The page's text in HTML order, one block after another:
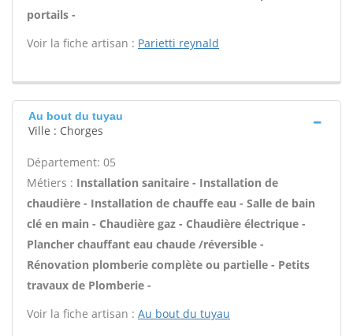
portails -
Voir la fiche artisan : Parietti reynald
Au bout du tuyau
Ville : Chorges
Département: 05
Métiers : Installation sanitaire - Installation de
chaudière - Installation de chauffe eau - Salle de bain
clé en main - Chaudière gaz - Chaudière électrique -
Plancher chauffant eau chaude /réversible -
Rénovation plomberie complète ou partielle - Petits
travaux de Plomberie -
Voir la fiche artisan : Au bout du tuyau